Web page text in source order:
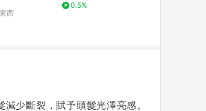
西
0.5%
少斷裂，賦予頭髮光澤亮感。